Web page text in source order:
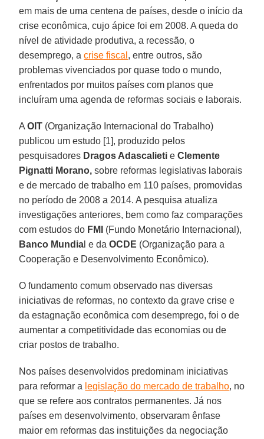
em mais de uma centena de países, desde o início da
crise econômica, cujo ápice foi em 2008. A queda do
nível de atividade produtiva, a recessão, o
desemprego, acrise fiscal , entre outros, são
problemas vivenciados por quase todo o mundo,
enfrentados por muitos países com planos que
incluíram uma agenda de reformas sociais e laborais.
AOIT (Organização Internacional do Trabalho)
publicou um estudo [1], produzido pelos
pesquisadores Dragos Adascalieti eClemente
Pignatti Morano, sobre reformas legislativas laborais
e de mercado de trabalho em 110 países, promovidas
no período de 2008 a 2014. A pesquisa atualiza
investigações anteriores, bem como faz comparações
com estudos do FMI
(Fundo Monetário Internacional),
Banco Mundia l e daOCDE (Organização para a
Cooperação e Desenvolvimento Econômico).
O fundamento comum observado nas diversas
iniciativas de reformas, no contexto da grave crise e
da estagnação econômica com desemprego, foi o de
aumentar a competitividade das economias ou de
criar postos de trabalho.
Nos países desenvolvidos predominam iniciativas
para reformar a legislação do mercado de trabalho, no
que se refere aos contratos permanentes. Já nos
países em desenvolvimento, observaram ênfase
maior em reformas das instituições da negociação